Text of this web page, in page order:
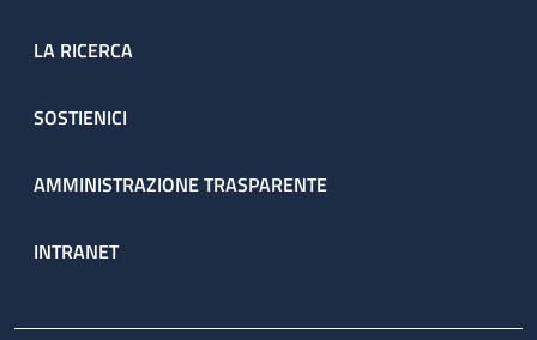
LA RICERCA
SOSTIENICI
AMMINISTRAZIONE TRASPARENTE
INTRANET